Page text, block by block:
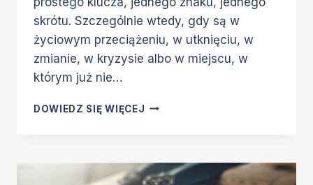
skrótu. Szczególnie wtedy, gdy są w
życiowym przeciążeniu, w utknięciu, w
zmianie, w kryzysie albo w miejscu, w
którym już nie…
DOWIEDZ SIĘ WIĘCEJ CO
O
TOBIE?